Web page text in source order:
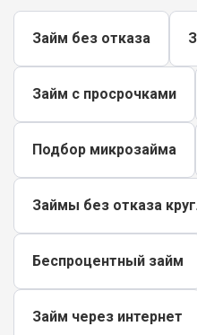
Займ без отказа
Займ с просрочками
Подбор микрозайма
Займы без отказа
Беспроцентный займ
Займ через интернет